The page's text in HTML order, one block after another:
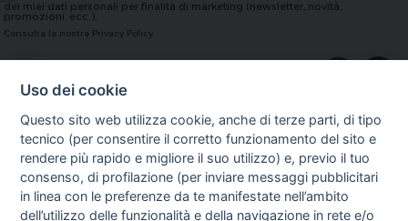
dei miei dati personali per finalità di marketing (newsletter, novità,
promozioni, ecc.).
Consulta la nostra Privacy Policy
Ai sensi delle Nuove Linee guida del Ministero della Salute del 28/03/2013,
relative alla pubblicità; sanitaria concernente i dispositivi medici, dispositivi
medico-diagnostici in vitro e presidi medico chirurgici, si avvisa l'utente che le
informazioni ivi contenute sono esclusivamente rivolte agli operatori
professionali.
L'uso dei nomi di società, marca , modelli o qualsiasi altra parte di ricambio od
Uso dei cookie
Questo sito web utilizza cookie, anche di terze parti, di tipo
tecnico (per consentire il corretto funzionamento del sito e
rendere più rapido e migliore il suo utilizzo) e, previo il tuo
consenso, di profilazione (per inviare messaggi pubblicitari
in linea con le preferenze da te manifestate nell’ambito
dell’utilizzo delle funzionalità e della navigazione in rete e/o